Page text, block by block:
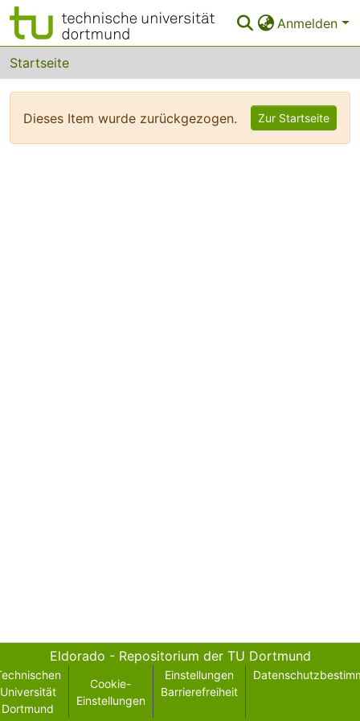
Anmelden
Bereiche & Sammlungen
Das gesamte Repositorium
FAQ
Startseite
Dieses Item wurde zurückgezogen. Zur Startseite
Eldorado - Repositorium der TU Dortmund
Universität
Dortmund
Cookie-
Einstellungen
Einstellungen
Barrierefreiheit